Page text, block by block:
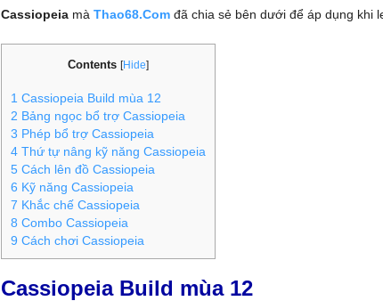
Cassiopeia mà Thao68.Com đã chia sẻ bên dưới để áp dụng khi
Contents [Hide]
1 Cassiopeia Build mùa 12
2 Bảng ngọc bổ trợ Cassiopeia
3 Phép bổ trợ Cassiopeia
4 Thứ tự nâng kỹ năng Cassiopeia
5 Cách lên đồ Cassiopeia
6 Kỹ năng Cassiopeia
7 Khắc chế Cassiopeia
8 Combo Cassiopeia
9 Cách chơi Cassiopeia
Cassiopeia Build mùa 12